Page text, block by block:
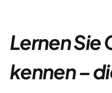
Lernen Sie
kennen –